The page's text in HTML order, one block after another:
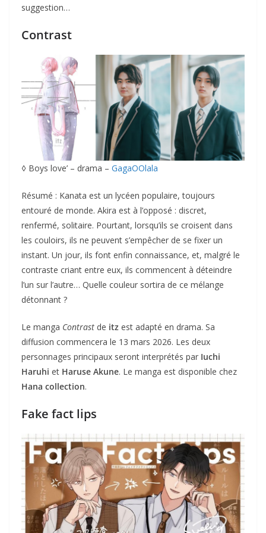
suggestion…
Contrast
◊ Boys love’ – drama – GagaOOlala
Résumé : Kanata est un lycéen populaire, toujours
entouré de monde. Akira est à l’opposé : discret,
renfermé, solitaire. Pourtant, lorsqu’ils se croisent dans
les couloirs, ils ne peuvent s’empêcher de se fixer un
instant. Un jour, ils font enfin connaissance, et, malgré le
contraste criant entre eux, ils commencent à déteindre
l’un sur l’autre… Quelle couleur sortira de ce mélange
détonnant ?
Le manga Contrast de itz est adapté en drama. Sa
diffusion commencera le 13 mars 2026. Les deux
personnages principaux seront interprétés par Iuchi
Haruhi et Haruse Akune. Le manga est disponible chez
Hana collection.
Fake fact lips